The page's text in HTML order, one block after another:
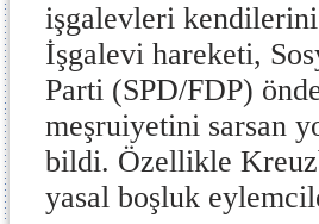
işgalevleri
İşgalevi hareketi,
Parti (SPD/FDP)
meşruiyetini sarsan
bildi. Özellikle
yasal boşluk